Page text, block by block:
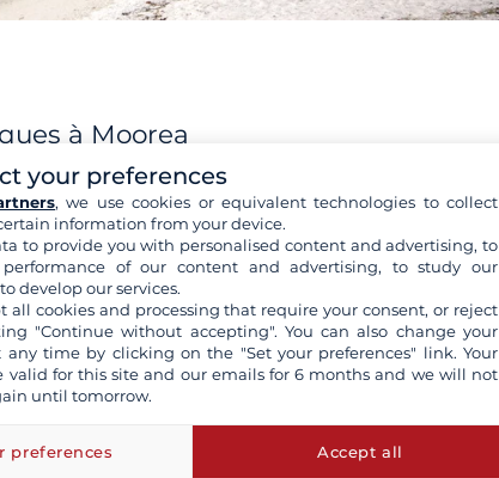
à Moorea
de Moorea grâce à une
alterner les sessions de farniente sur les plages de
dans les lagons. Vous pourrez pratiquer par
enkayakà la découverte des raies pastenagues ou des
deShark-feeding
, le lagon de Moorea est idéal pour s’adonner à la
coralliens. LeTiki Point, connu pour être un véritable
est le premier site de plongée créé à Moorea. Au
corail est l'une des plus belles zones de plongée de
de corail multicolore. Dans la
vous pourrez observer des requins et des raies
plusieurs spots de plongée aux éponges
your preferences
, we use cookies or equivalent technologies to collect
information from your device.
to provide you with personalised content and advertising, to
of our content and advertising, to study our
develop our services.
all cookies and processing that require your consent, or reject
"Continue without accepting". You can also change your
any time by clicking on the "Set your preferences" link. Your
valid for this site and our emails for 6 months and we will not
until tomorrow.
preferences Accept all